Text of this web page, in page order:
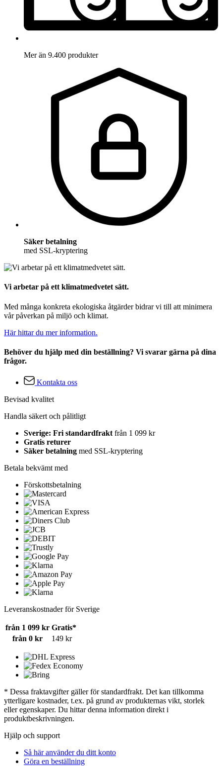
Mer än 9.400 produkter
Säker betalning
med SSL-kryptering
Vi arbetar på ett klimatmedvetet sätt.
Med många konkreta ekologiska åtgärder bidrar vi till att minimera
vår påverkan på miljö och klimat.
Här hittar du mer information.
Behöver du hjälp med din beställning? Vi svarar gärna på dina
frågor.
Kontakta oss
Bevisad kvalitet
Handla säkert och pålitligt
Sverige: Fri standardfrakt från 1 099 kr
Gratis returer
Säker betalning med SSL-kryptering
Betala bekvämt med
Förskottsbetalning
Leveranskostnader för Sverige
från 1 099 kr Gratis*
från 0 kr
149 kr
* Dessa fraktavgifter gäller för standardfrakt. Det kan tillkomma
ytterligare kostnader, t.ex. på grund av produkternas vikt, storlek
eller egenskaper. Du hittar denna information direkt i
produktbeskrivningen.
Hjälp och support
Så här använder du ditt konto
Göra en beställning